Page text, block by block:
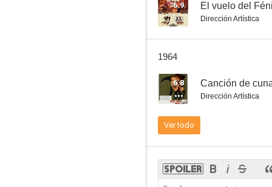
6.9 El vuelo del
Dirección Artística
1964
6.8 Canción de
Dirección Artística
Ver todo